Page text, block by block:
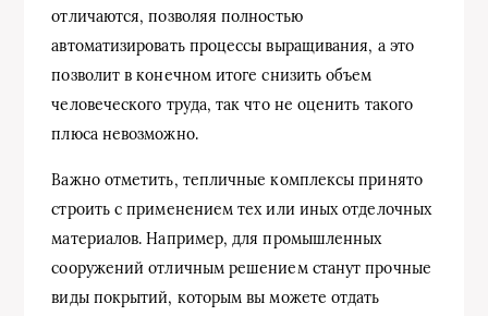
отличаются, позволяя полностью
автоматизировать процессы выращивания, а это
позволит в конечном итоге снизить объем
человеческого труда, так что не оценить такого
плюса невозможно.
Важно отметить, тепличные комплексы принято
строить с применением тех или иных отделочных
материалов. Например, для промышленных
сооружений отличным решением станут прочные
виды покрытий, которым вы можете отдать